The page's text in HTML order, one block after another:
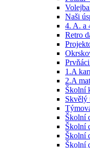
Naši
4. A. a
Retro
1.A
2.A
Školní
Skvělý
Školní
Školní
Školní
Školní